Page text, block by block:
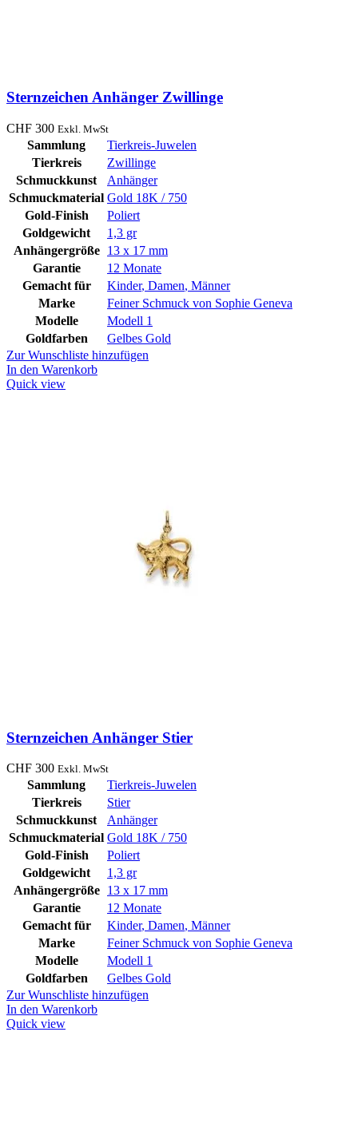
Sternzeichen Anhänger Zwillinge
CHF 300 Exkl. MwSt
Sammlung
Tierkreis-Juwelen
Tierkreis
Zwillinge
Schmuckkunst
Anhänger
Schmuckmaterial Gold 18K / 750
Gold-Finish
Poliert
Goldgewicht
1,3 gr
Anhängergröße
13 x 17 mm
Garantie
12 Monate
Gemacht für
Kinder, Damen, Männer
Marke
Feiner Schmuck von Sophie Geneva
Modelle
Modell 1
Goldfarben
Gelbes Gold
Zur Wunschliste hinzufügen
In den Warenkorb
Quick view
Sternzeichen Anhänger Stier
CHF 300 Exkl. MwSt
Sammlung
Tierkreis-Juwelen
Tierkreis
Stier
Schmuckkunst
Anhänger
Schmuckmaterial Gold 18K / 750
Gold-Finish
Poliert
Goldgewicht
1,3 gr
Anhängergröße
13 x 17 mm
Garantie
12 Monate
Gemacht für
Kinder, Damen, Männer
Marke
Feiner Schmuck von Sophie Geneva
Modelle
Modell 1
Goldfarben
Gelbes Gold
Zur Wunschliste hinzufügen
In den Warenkorb
Quick view